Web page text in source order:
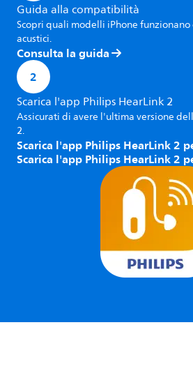
Guida alla compatibilità
Scopri quali modelli iPhone
acustici.
Consulta la guida
2
Scarica l'app Philips HearLink 2
Assicurati di avere l'ultima versione
2.
Scarica l'app Philips HearLink 2
Scarica l'app Philips HearLink 2